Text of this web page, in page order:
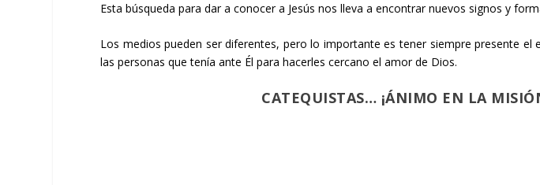
Esta búsqueda para dar a conocer a Jesús nos lleva a encontrar nuevos signos y
Los medios pueden ser diferentes, pero lo importante es tener siempre presente el
las personas que tenía ante Él para hacerles cercano el amor de Dios.
CATEQUISTAS… ¡ÁNIMO EN LA